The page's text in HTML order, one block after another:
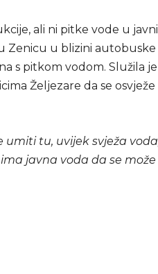
ali ni pitke vode u
Zenicu u blizini autobuske
s pitkom vodom. Služila
Željezare da se
umiti tu, uvijek svježa
javna voda da se može